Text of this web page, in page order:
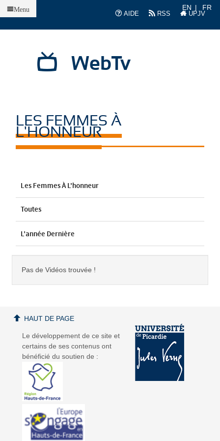
AIDE
RSS UPJV
EN FR
WebTv
Menu
LES FEMMES À
L'HONNEUR
Les Femmes À L'honneur
Toutes
L'année Dernière
Pas de Vidéos trouvée !
Le développement de ce site et
certains de ses contenus ont
bénéficié du soutien de :
HAUT DE PAGE